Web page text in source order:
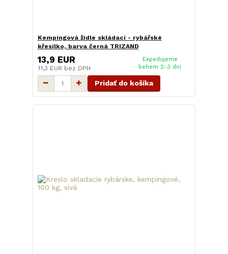
Kempingová židle skládací - rybářské
křesílko, barva černá TRIZAND
13,9 EUR
11,3 EUR bez DPH
Expedujeme
behem 2-3 dní
Pridať do košíka